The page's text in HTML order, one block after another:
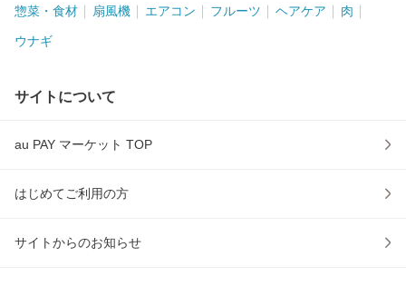
惣菜・食材 扇風機 エアコン フルーツ ヘアケア 肉
ウナギ
サイトについて
au PAY マーケット TOP
はじめてご利用の方
サイトからのお知らせ